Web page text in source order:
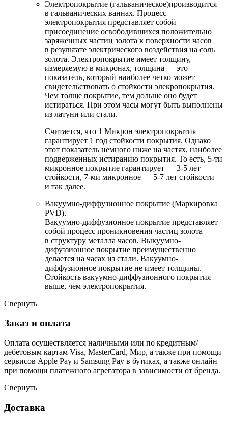
Электропокрытие (гальваническое)производится
в гальванических ваннах. Процесс
электропокрытия представляет собой
присоединение освободившихся положительно
заряженных частиц золота к поверхности часов
в результате электрического воздействия на соль
золота. Электропокрытие имеет толщину,
измеряемую в микронах, толщина — это
показатель, который наиболее четко может
свидетельствовать о стойкости элекропокрытия.
Чем толще покрытие, тем дольше оно будет
истираться. При этом часы могут быть выполнены
из латуни или стали.
Считается, что 1 Микрон электропокрытия
гарантирует 1 год стойкости покрытия. Однако
этот показатель немного ниже на частях, наиболее
подверженных истиранию покрытия. То есть, 5-ти
микронное покрытие гарантирует — 3-5 лет
стойкости, 7-ми микронное — 5-7 лет стойкости
и так далее.
Вакуумно-диффузионное покрытие (Маркировка
PVD).
Вакуумно-диффузионное покрытие представляет
собой процесс проникновения частиц золота
в структуру металла часов. Выкуумно-
дифуззионное покрытие преимущественно
делается на часах из стали. Вакуумно-
диффузионное покрытие не имеет толщины.
Стойкость вакуумно-диффузионного покрытия
выше, чем электропокрытия.
Свернуть
Заказ и оплата
Оплата осуществляется наличными или по кредитным/
дебетовым картам Visa, MasterCard, Мир, а также при помощи
сервисов Apple Pay и Samsung Pay в бутиках, а также онлайн
при помощи платежного агрегатора в зависимости от бренда.
Свернуть
Доставка